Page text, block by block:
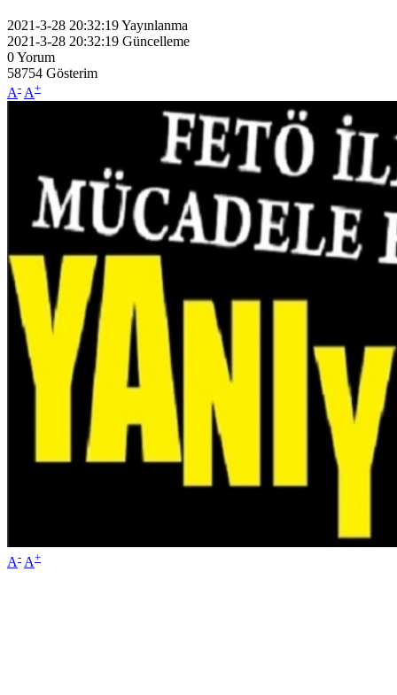
2021-3-28 20:32:19Yayınlanma
2021-3-28 20:32:19 Güncelleme
0Yorum
58754 Gösterim
A- A+
A- A+